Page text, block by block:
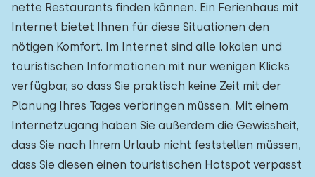
nette Restaurants finden können. Ein Ferienhaus mit
Internet bietet Ihnen für diese Situationen den
nötigen Komfort. Im Internet sind alle lokalen und
touristischen Informationen mit nur wenigen Klicks
verfügbar, so dass Sie praktisch keine Zeit mit der
Planung Ihres Tages verbringen müssen. Mit einem
Internetzugang haben Sie außerdem die Gewissheit,
dass Sie nach Ihrem Urlaub nicht feststellen müssen,
dass Sie diesen einen touristischen Hotspot verpasst